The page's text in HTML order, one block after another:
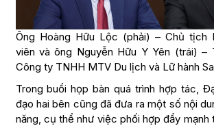
Ông Hoàng Hữu Lộc (phải) – Chủ tịch
viên và ông Nguyễn Hữu Y Yên (trái) –
Công ty TNHH MTV Du lịch và Lữ hành
Trong buổi họp bàn quá trình hợp tác,
đạo hai bên cũng đã đưa ra một số nội
năng, cụ thể như việc phối hợp đẩy mạnh